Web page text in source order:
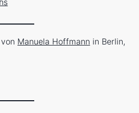
von Manuela Hoffmann in Berlin,